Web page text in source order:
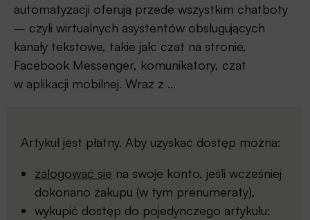
automatyzacji oferują przede wszystkim chatboty
– czyli wirtualnych asystentów obsługujących
kanały tekstowe, takie jak: czat na stronie,
Facebook Messenger, komunikatory, czat
w aplikacji mobilnej. Wraz z ...
Artykuł jest płatny. Aby uzyskać dostęp można:
zalogować się na swoje konto, jeśli wcześniej
dokonano zakupu (w tym prenumeraty),
wykupić dostęp do pojedynczego artykułu: